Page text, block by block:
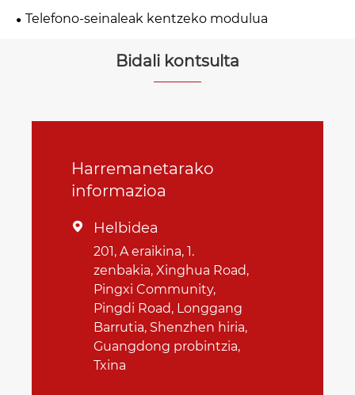
Telefono-seinaleak kentzeko modulua
Bidali kontsulta
Harremanetarako
informazioa
 Helbidea
201, A eraikina, 1.
zenbakia, Xinghua Road,
Pingxi Community,
Pingdi Road, Longgang
Barrutia, Shenzhen hiria,
Guangdong probintzia,
Txina